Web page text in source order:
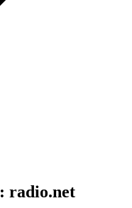
radio.net